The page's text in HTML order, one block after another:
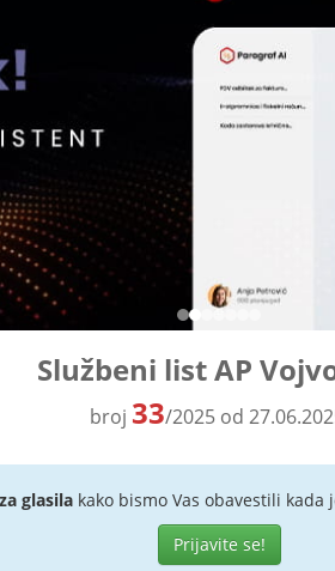
Službeni list AP
broj 33/2025 od
glasilakako bismo Vas obavestili kada
Prijavite se!